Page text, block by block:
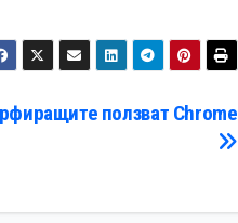
ползват Chrome